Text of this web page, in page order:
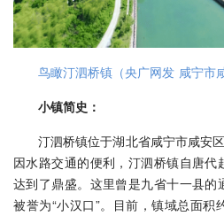
鸟瞰汀泗桥镇（央广网发 咸宁市
小镇简史：
汀泗桥镇位于湖北省咸宁市咸安
因水路交通的便利，汀泗桥镇自唐
达到了鼎盛。这里曾是九省十一县的
被誉为“小汉口”。目前，镇域总面